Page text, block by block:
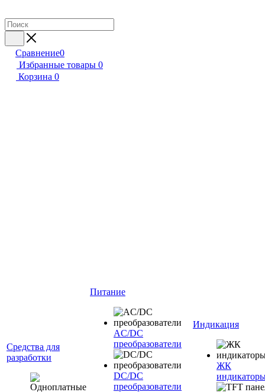
Сравнение0
Избранные товары 0
Корзина 0
Средства для
разработки
Питание
AC/DC
преобразователи
DC/DC
преобразователи
Индикация
ЖК